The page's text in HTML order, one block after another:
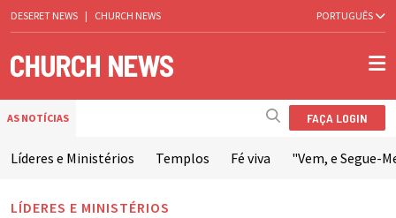
DESERET NEWS | CHURCH NEWS PORTUGUÊS
AS NOTÍCIAS FAÇA LOGIN
Líderes e Ministérios Templos Fé viva "Vem, e Segue-
LÍDERES E MINISTÉRIOS